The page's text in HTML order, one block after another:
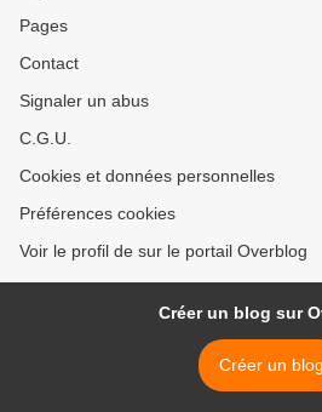
Pages
Contact
Signaler un abus
C.G.U.
Cookies et données personnelles
Préférences cookies
Voir le profil de sur le portail Overblog
Créer un blog sur
Créer un blog